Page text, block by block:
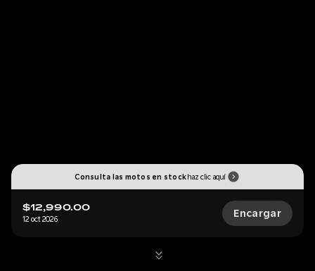
Consulta las motos en stockhaz clic aquí
$12,990.00
12 oct 2026 Encargar